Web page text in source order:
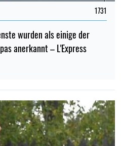
1731
wurden als einige der
anerkannt – L'Express